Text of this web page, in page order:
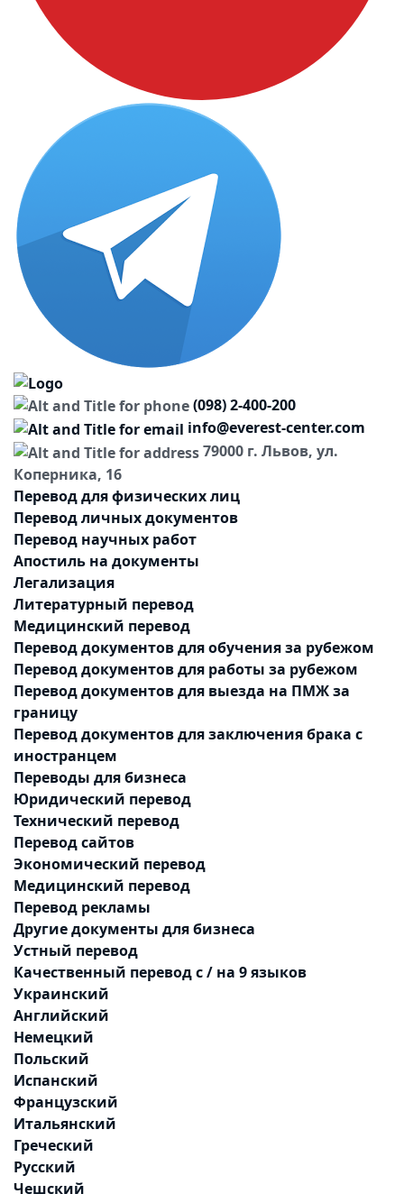
(098) 2-400-200
info@everest-center.com
79000 г. Львов, ул.
Коперника, 16
Перевод для физических лиц
Перевод личных документов
Перевод научных работ
Апостиль на документы
Легализация
Литературный перевод
Медицинский перевод
Перевод документов для обучения за рубежом
Перевод документов для работы за рубежом
Перевод документов для выезда на ПМЖ за
границу
Перевод документов для заключения брака с
иностранцем
Переводы для бизнеса
Юридический перевод
Технический перевод
Перевод сайтов
Экономический перевод
Медицинский перевод
Перевод рекламы
Другие документы для бизнеса
Устный перевод
Качественный перевод с / на 9 языков
Украинский
Английский
Немецкий
Польский
Испанский
Французский
Итальянский
Греческий
Русский
Чешский